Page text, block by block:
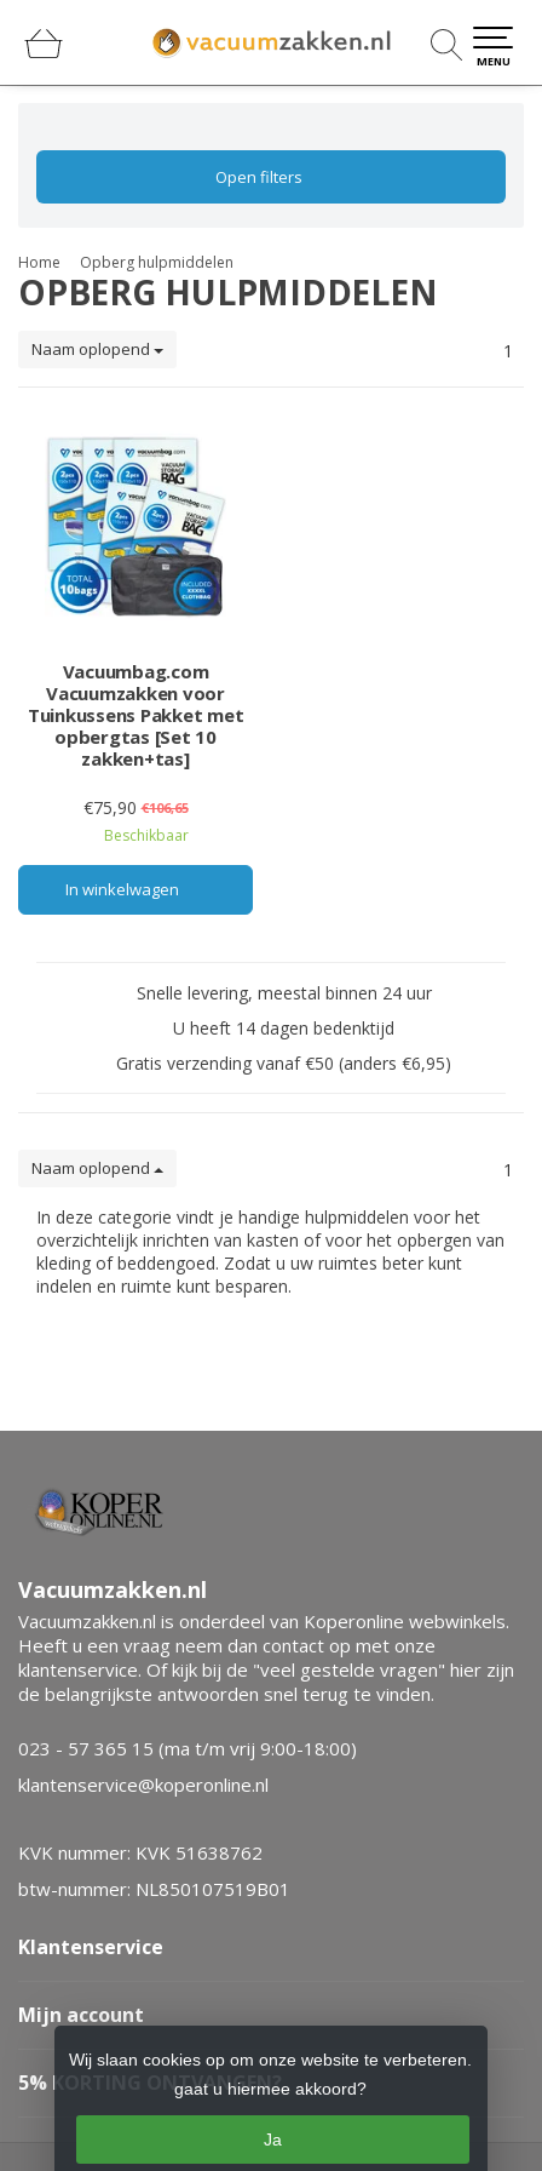
MENU
Open filters
Home Opberg hulpmiddelen
OPBERG HULPMIDDELEN
Naam oplopend 1
Vacuumbag.com
Vacuumzakken voor
Tuinkussens Pakket met
opbergtas [Set 10
zakken+tas]
€75,90 €106,65
Beschikbaar
In winkelwagen
Snelle levering, meestal binnen 24 uur
U heeft 14 dagen bedenktijd
Gratis verzending vanaf €50 (anders €6,95)
Naam oplopend 1
In deze categorie vindt je handige hulpmiddelen voor het
overzichtelijk inrichten van kasten of voor het opbergen van
kleding of beddengoed. Zodat u uw ruimtes beter kunt
indelen en ruimte kunt besparen.
Vacuumzakken.nl
Vacuumzakken.nl is onderdeel van Koperonline webwinkels.
Heeft u een vraag neem dan contact op met onze
klantenservice. Of kijk bij de "veel gestelde vragen" hier zijn
de belangrijkste antwoorden snel terug te vinden.
023 - 57 365 15 (ma t/m vrij 9:00-18:00)
klantenservice@koperonline.nl
KVK nummer: KVK 51638762
btw-nummer: NL850107519B01
Klantenservice
Mijn account
5% KORTING ONTVANGEN?
Wij slaan cookies op om onze website te verbeteren.
gaat u hiermee akkoord?
Ja